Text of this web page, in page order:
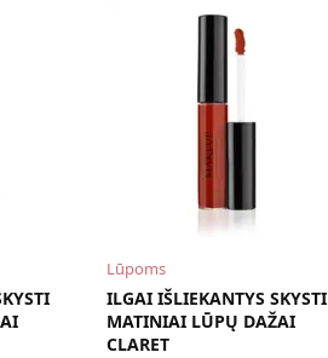
Lūpoms
ILGAI IŠLIEKANTYS SKYSTI
MATINIAI LŪPŲ DAŽAI
CLARET